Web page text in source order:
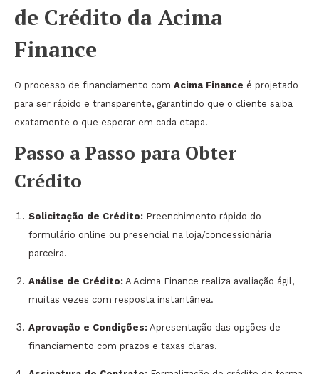
de Crédito da Acima
Finance
O processo de financiamento com Acima Finance é projetado
para ser rápido e transparente, garantindo que o cliente saiba
exatamente o que esperar em cada etapa.
Passo a Passo para Obter
Crédito
Solicitação de Crédito: Preenchimento rápido do
formulário online ou presencial na loja/concessionária
parceira.
Análise de Crédito: A Acima Finance realiza avaliação ágil,
muitas vezes com resposta instantânea.
Aprovação e Condições: Apresentação das opções de
financiamento com prazos e taxas claras.